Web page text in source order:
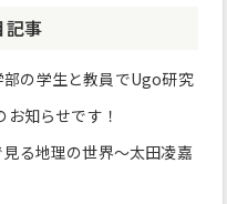
記事
の学生と教員でUgo研究
知らせです！
る地理の世界～太田凌嘉